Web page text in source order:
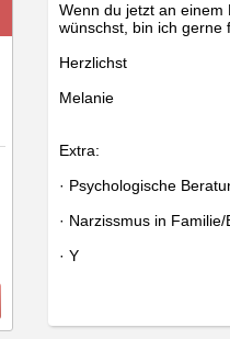
Wenn du jetzt an
wünschst, bin ich gerne
Herzlichst
Melanie
Extra:
· Psychologische
· Narzissmus in
· Y